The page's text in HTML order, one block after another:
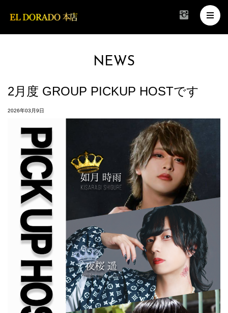
NEWS
2月度 GROUP PICKUP HOSTです
2026年03月9日